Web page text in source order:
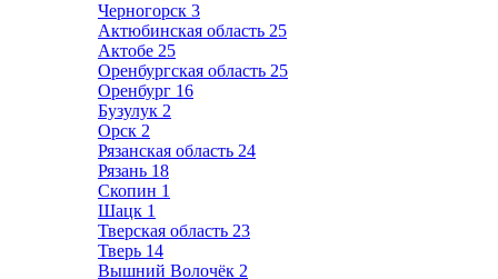
Черногорск 3
Актюбинская область 25
Актобе 25
Оренбургская область 25
Оренбург 16
Бузулук 2
Орск 2
Рязанская область 24
Рязань 18
Скопин 1
Шацк 1
Тверская область 23
Тверь 14
Вышний Волочёк 2